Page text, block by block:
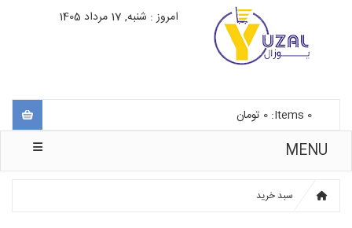
امروز : شنبه, 17 مرداد 1405
0
Items:
0 تومان
MENU
سبد خرید